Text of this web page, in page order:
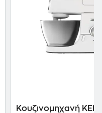
Κουζινομηχανή